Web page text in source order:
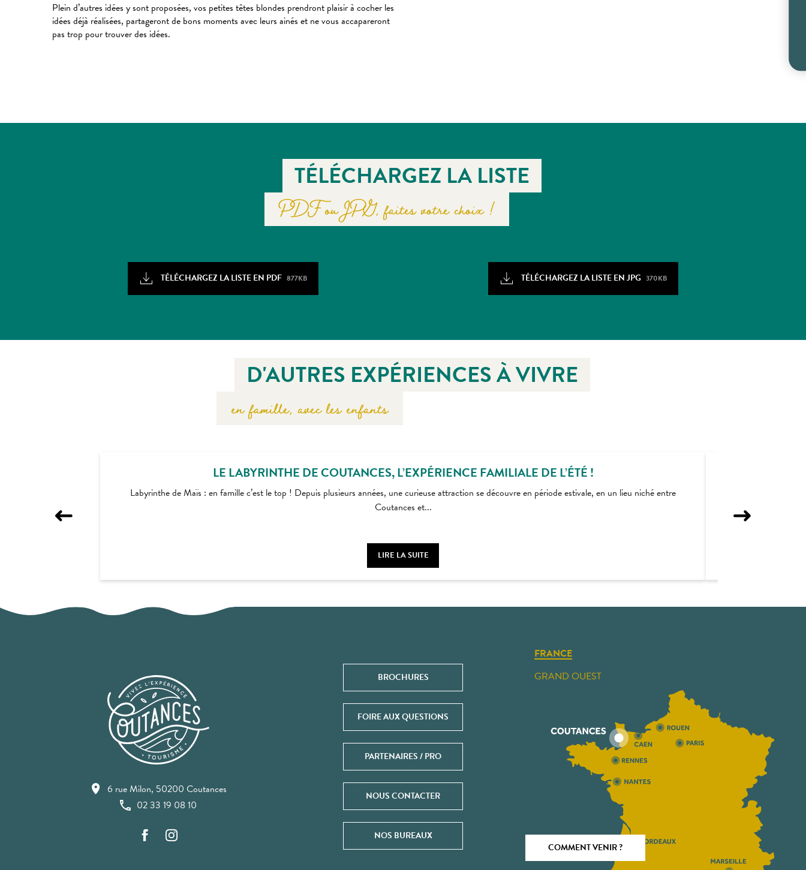
Plein d’autres idées y sont proposées, vos petites têtes blondes prendront plaisir à cocher les
idées déjà réalisées, partageront de bons moments avec leurs ainés et ne vous accapareront
pas trop pour trouver des idées.
TÉLÉCHARGEZ LA LISTE
PDF ou JPG, faites votre choix !
TÉLÉCHARGEZ LA LISTE EN PDF 877KB TÉLÉCHARGEZ LA LISTE EN JPG 370KB
D'AUTRES EXPÉRIENCES À VIVRE
en famille, avec les enfants
LE LABYRINTHE DE COUTANCES, L’EXPÉRIENCE FAMILIALE DE L’ÉTÉ !
Labyrinthe de Maïs : en famille c’est le top ! Depuis plusieurs années, une curieuse attraction se découvre en période estivale, en un lieu niché entre
Coutances et...
LIRE LA SUITE
6 rue Milon, 50200 Coutances
02 33 19 08 10
BROCHURES
FOIRE AUX QUESTIONS
PARTENAIRES / PRO
NOUS CONTACTER
NOS BUREAUX
FRANCE
GRAND OUEST
COMMENT VENIR ?